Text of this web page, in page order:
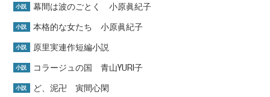
小説 幕間は波のごとく 小原眞紀子
小説 本格的な女たち 小原眞紀子
小説 原里実連作短編小説
小説 コラージュの国 青山YURI子
小説 ど、泥卍 寅間心閑